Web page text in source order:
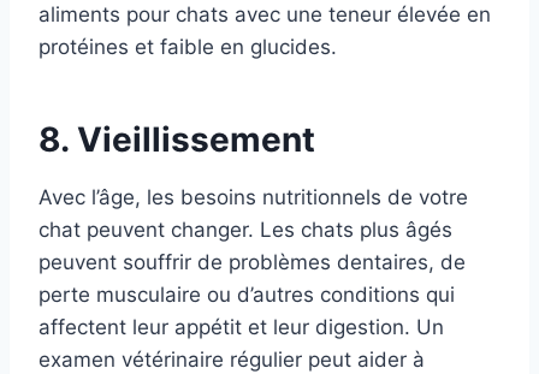
aliments pour chats avec une teneur élevée en
protéines et faible en glucides.
8. Vieillissement
Avec l’âge, les besoins nutritionnels de votre
chat peuvent changer. Les chats plus âgés
peuvent souffrir de problèmes dentaires, de
perte musculaire ou d’autres conditions qui
affectent leur appétit et leur digestion. Un
examen vétérinaire régulier peut aider à